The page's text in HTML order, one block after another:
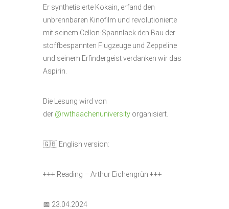
Er synthetisierte Kokain, erfand den
unbrennbaren Kinofilm und revolutionierte
mit seinem Cellon-Spannlack den Bau der
stoffbespannten Flugzeuge und Zeppeline
und seinem Erfindergeist verdanken wir das
Aspirin.
Die Lesung wird von
der @rwthaachenuniversity organisiert.
🇬🇧 English version:
+++ Reading – Arthur Eichengrün +++
📅 23.04.2024